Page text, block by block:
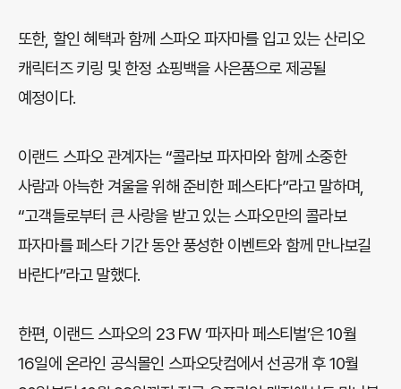
또한, 할인 혜택과 함께 스파오 파자마를 입고 있는 산리오
캐릭터즈 키링 및 한정 쇼핑백을 사은품으로 제공될
예정이다.
이랜드 스파오 관계자는 “콜라보 파자마와 함께 소중한
사람과 아늑한 겨울을 위해 준비한 페스타다”라고 말하며,
“고객들로부터 큰 사랑을 받고 있는 스파오만의 콜라보
파자마를 페스타 기간 동안 풍성한 이벤트와 함께 만나보길
바란다”라고 말했다.
한편, 이랜드 스파오의 23 FW ‘파자마 페스티벌’은 10월
16일에 온라인 공식몰인 스파오닷컴에서 선공개 후 10월